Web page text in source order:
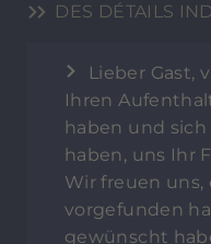
DES DÉTAILS
Lieber Gast,
Ihren
haben und
haben, uns Ihr
Wir freuen uns,
vorgefunden
gewünscht